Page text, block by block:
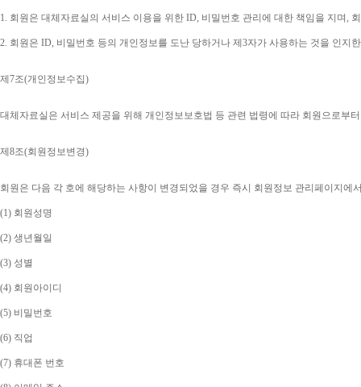
1. 회원은 대체자료실의 서비스 이용을 위한 ID, 비밀번호 관리에 대한 책임을 지며,
2. 회원은 ID, 비밀번호 등의 개인정보를 도난 당하거나 제 3자가 사용하는 것을 인지
제 7조(개인정보수집)
대체자료실은 서비스 제공을 위해 개인정보보호법 등 관련 법령에 따라 회원으로부
제 8조(회원정보변경)
회원은 다음 각 호에 해당하는 사항이 변경되었을 경우 즉시 회원정보 관리페이지에
(1) 회원성명
(2) 생년월일
(3) 성별
(4) 회원아이디
(5) 비밀번호
(6) 직업
(7) 휴대폰 번호